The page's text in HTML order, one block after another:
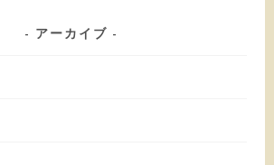
アーカイブ